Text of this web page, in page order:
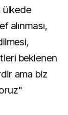
ülkede
alınması,
beklenen
ama biz